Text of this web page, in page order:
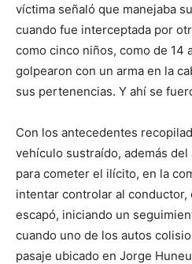
víctima señaló que manejaba
cuando fue interceptada por
como cinco niños, como de 14
golpearon con un arma en la
sus pertenencias. Y ahí se
Con los antecedentes
vehículo sustraído, además
para cometer el ilícito, en la
intentar controlar al conductor,
escapó, iniciando un
cuando uno de los autos
pasaje ubicado en Jorge